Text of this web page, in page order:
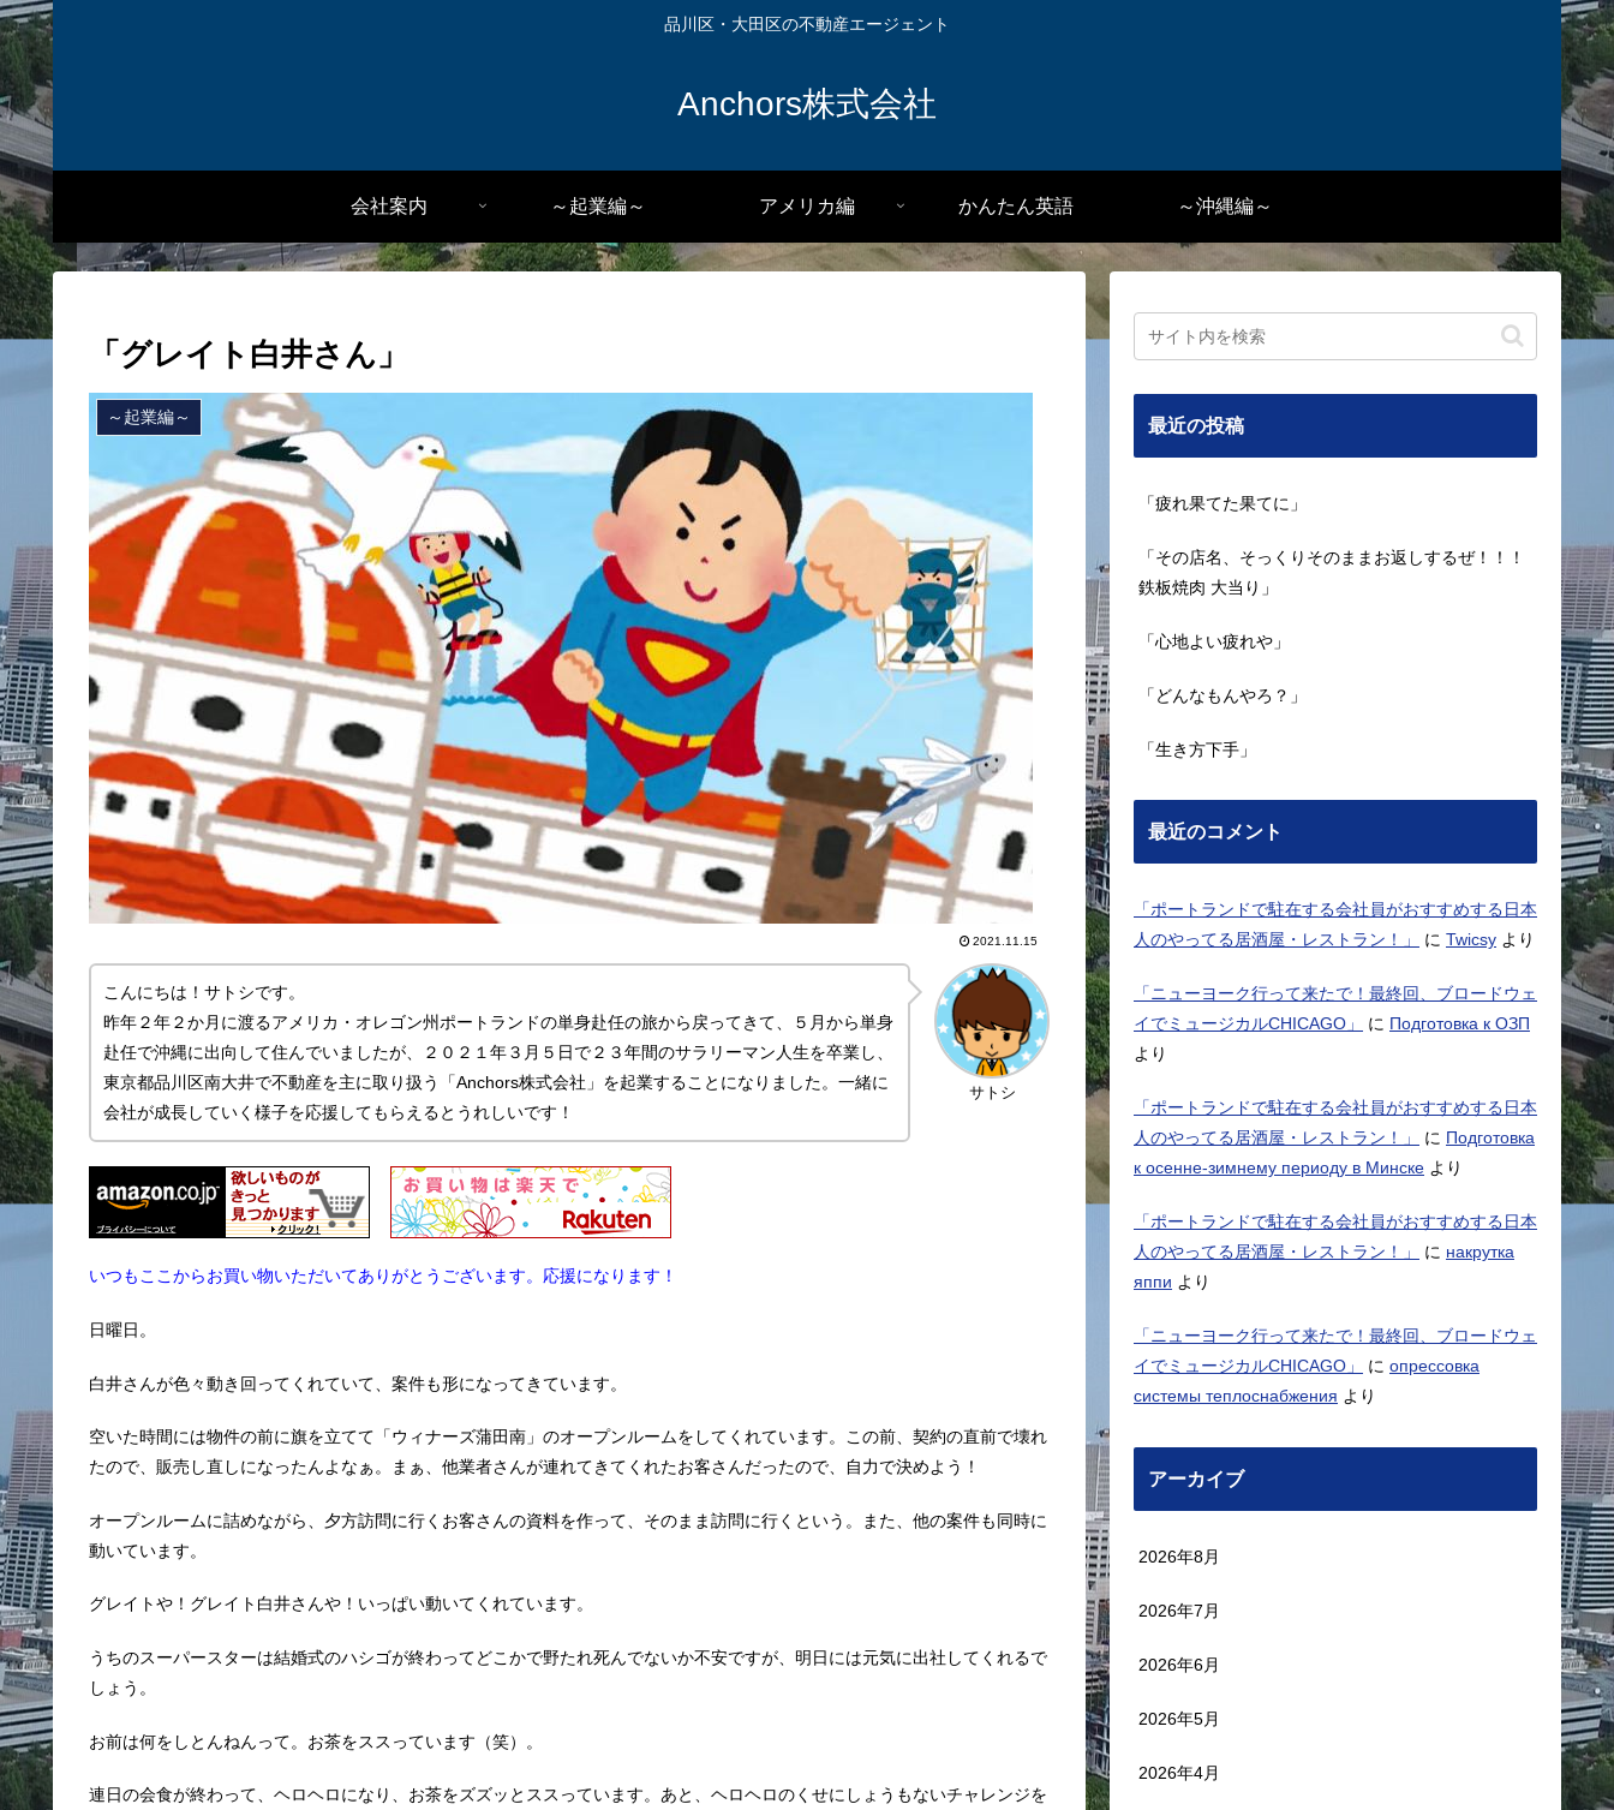
品川区・大田区の不動産エージェント
Anchors株式会社
会社案内 ～起業編～ アメリカ編 かんたん英語 ～沖縄編～
「グレイト白井さん」
～起業編～
2021.11.15
サトシ
こんにちは！サトシです。
昨年２年２か月に渡るアメリカ・オレゴン州ポートランドの単身赴任の旅から戻ってきて、５月から単身
赴任で沖縄に出向して住んでいましたが、２０２１年３月５日で２３年間のサラリーマン人生を卒業し、
東京都品川区南大井で不動産を主に取り扱う「Anchors株式会社」を起業することになりました。一緒に
会社が成長していく様子を応援してもらえるとうれしいです！
いつもここからお買い物いただいてありがとうございます。応援になります！
日曜日。
白井さんが色々動き回ってくれていて、案件も形になってきています。
空いた時間には物件の前に旗を立てて「ウィナーズ蒲田南」のオープンルームをしてくれています。この前、契約の直前で壊れ
たので、販売し直しになったんよなぁ。まぁ、他業者さんが連れてきてくれたお客さんだったので、自力で決めよう！
オープンルームに詰めながら、夕方訪問に行くお客さんの資料を作って、そのまま訪問に行くという。また、他の案件も同時に
動いています。
グレイトや！グレイト白井さんや！いっぱい動いてくれています。
うちのスーパースターは結婚式のハシゴが終わってどこかで野たれ死んでないか不安ですが、明日には元気に出社してくれるで
しょう。
お前は何をしとんねんって。お茶をススっています（笑）。
連日の会食が終わって、ヘロヘロになり、お茶をズズッとススっています。あと、ヘロヘロのくせにしょうもないチャレンジを
最近の投稿
「疲れ果てた果てに」
「その店名、そっくりそのままお返しするぜ！！！
鉄板焼肉 大当り」
「心地よい疲れや」
「どんなもんやろ？」
「生き方下手」
最近のコメント
「ポートランドで駐在する会社員がおすすめする日本
人のやってる居酒屋・レストラン！」
に Twicsy より
「ニューヨーク行って来たで！最終回、ブロードウェ
イでミュージカルCHICAGO」
に Подготовка к ОЗП
より
「ポートランドで駐在する会社員がおすすめする日本
人のやってる居酒屋・レストラン！」
に Подготовка
к осенне-зимнему периоду в Минске より
「ポートランドで駐在する会社員がおすすめする日本
人のやってる居酒屋・レストラン！」
に накрутка
яппи より
「ニューヨーク行って来たで！最終回、ブロードウェ
イでミュージカルCHICAGO」
に опрессовка
системы теплоснабжения より
アーカイブ
2026年8月
2026年7月
2026年6月
2026年5月
2026年4月